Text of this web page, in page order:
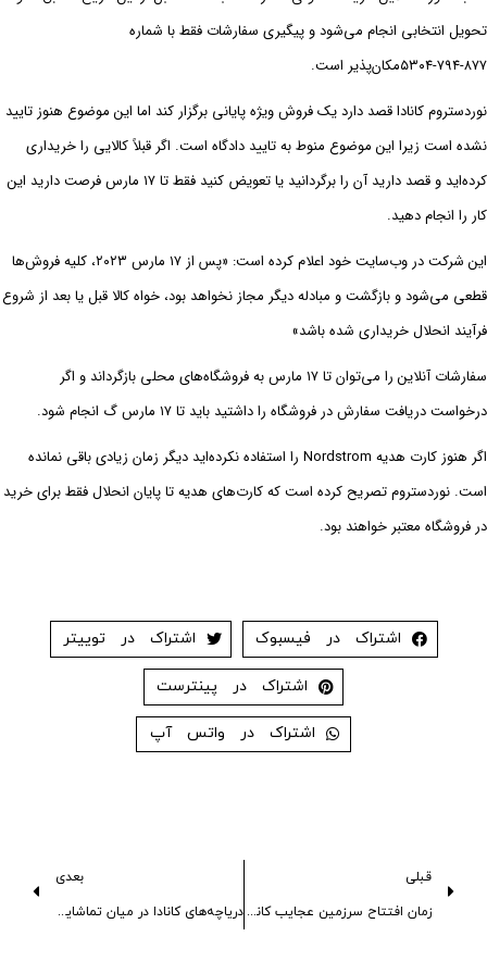
تحویل انتخابی انجام می‌شود و پیگیری سفارشات فقط با شماره
۸۷۷-۷۹۴-۵۳۰۴مکان‌پذیر است.
نوردستروم کانادا قصد دارد یک فروش ویژه پایانی برگزار کند اما این موضوع هنوز تایید
نشده است زیرا این موضوع منوط به تایید دادگاه است. اگر قبلاً کالایی را خریداری
کرده‌اید و قصد دارید آن را برگردانید یا تعویض کنید فقط تا ۱۷ مارس فرصت دارید این
کار را انجام دهید.
این شرکت در وب‌سایت خود اعلام کرده است: «پس از ۱۷ مارس ۲۰۲۳، کلیه فروش‌ها
قطعی می‌شود و بازگشت و مبادله دیگر مجاز نخواهد بود، خواه کالا قبل یا بعد از شروع
فرآیند انحلال خریداری شده باشد»
سفارشات آنلاین را می‌توان تا ۱۷ مارس به فروشگاه‌های محلی بازگرداند و اگر
درخواست دریافت سفارش در فروشگاه را داشتید باید تا ۱۷ مارس گ انجام شود.
اگر هنوز کارت هدیه Nordstrom را استفاده نکرده‌اید دیگر زمان زیادی باقی نمانده
است. نوردستروم تصریح کرده است که کارت‌های هدیه تا پایان انحلال فقط برای خرید
در فروشگاه معتبر خواهند بود.
اشتراک در فیسبوک اشتراک در توییتر
اشتراک در پینترست
اشتراک در واتس آپ
قبلی
زمان افتتاح سرزمین عجایب کانادا
بعدی
دریاچه‌های کانادا در میان تماشایی‌ترین دریاچه‌های جهان